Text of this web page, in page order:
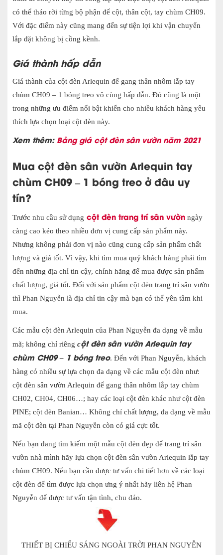
có thể tháo rời từng bộ phận đế cột, thân cột, tay chùm CH09.
Với đặc điểm này cũng mang đến sự tiện lợi khi vận chuyển
lắp đặt không bị cồng kềnh.
Giá thành hấp dẫn
Giá thành của cột đèn Arlequin đế gang thân nhôm lắp tay
chùm CH09 – 1 bóng treo vô cùng hấp dẫn. Đó cũng là một
trong những ưu điểm nổi bật khiến cho nhiều khách hàng yêu
thích lựa chọn loại cột đèn này.
Xem thêm: Bảng giá cột đèn sân vườn năm 2021
Mua cột đèn sân vườn Arlequin tay
chùm CH09 – 1 bóng treo ở đâu uy
tín?
Trước nhu cầu sử dụng cột đèn trang trí sân vườn ngày
càng cao kéo theo nhiều đơn vị cung cấp sản phẩm này.
Nhưng không phải đơn vị nào cũng cung cấp sản phẩm chất
lượng và giá tốt. Vì vậy, khi tìm mua quý khách hàng phải tìm
đến những địa chỉ tin cậy, chính hãng để mua được sản phẩm
chất lượng, giá tốt. Đối với sản phẩm cột đèn trang trí sân vườn
thì Phan Nguyễn là địa chỉ tin cậy mà bạn có thể yên tâm khi
mua.
Các mẫu cột đèn Arlequin của Phan Nguyễn đa dạng về mẫu
mã; không chỉ riêng cột đèn sân vườnArlequin tay
chùm CH09 – 1 bóng treo. Đến với Phan Nguyễn, khách
hàng có nhiều sự lựa chọn đa dạng về các mẫu cột đèn như:
cột đèn sân vườn Arlequin đế gang thân nhôm lắp tay chùm
CH02, CH04, CH06…; hay các loại cột đèn khác như cột đèn
PINE; cột đèn Banian… Không chỉ chất lượng, đa dạng về mẫu
mã cột đèn tại Phan Nguyễn còn có giá cực tốt.
Nếu bạn đang tìm kiếm một mẫu cột đèn đẹp để trang trí sân
vườn nhà mình hãy lựa chọn cột đèn sân vườn Arlequin lắp tay
chùm CH09. Nếu bạn cần được tư vấn chi tiết hơn về các loại
cột đèn để tìm được lựa chọn ưng ý nhất hãy liên hệ Phan
Nguyễn để được tư vấn tận tình, chu đáo.
THIẾT BỊ CHIẾU SÁNG NGOÀI TRỜI PHAN NGUYỄN